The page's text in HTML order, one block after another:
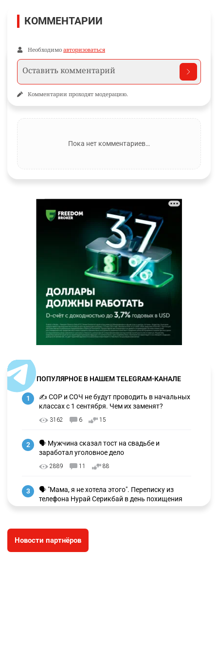
КОММЕНТАРИИ
Необходимо авторизоваться
Комментарии проходят модерацию.
Пока нет комментариев…
ПОПУЛЯРНОЕ В НАШЕМ TELEGRAM-КАНАЛЕ
1
✍️ СОР и СОЧ не будут проводить в начальных
классах с 1 сентября. Чем их заменят?
3162 6 15
2
🗣 Мужчина сказал тост на свадьбе и
заработал уголовное дело
2889 11 88
3
🗣 "Мама, я не хотела этого". Переписку из
телефона Нурай Серикбай в день похищения
зачитали в суде
⚠️ Доброе утро, друзья! Предлагаем обзор
главных новостей за 4 августа
Новости партнёров